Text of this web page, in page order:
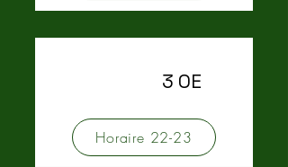
3 OE
Horaire 22-23